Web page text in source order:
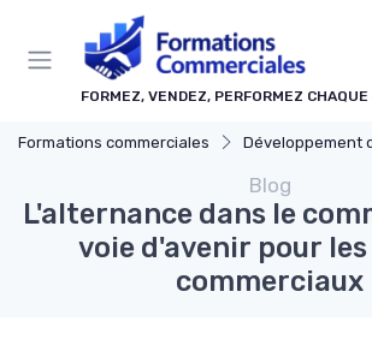
FORMEZ, VENDEZ, PERFORMEZ
Formations commerciales Développement
Blog
L'alternance dans le
voie d'avenir pour
commerciaux
Panneau de gestion des cookies